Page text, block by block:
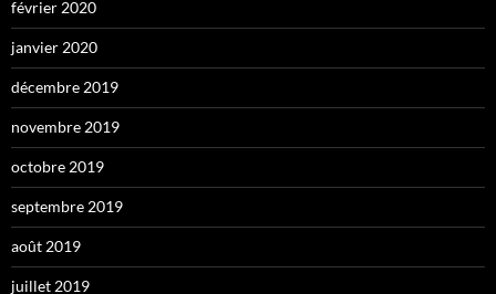
février 2020
janvier 2020
décembre 2019
novembre 2019
octobre 2019
septembre 2019
août 2019
juillet 2019